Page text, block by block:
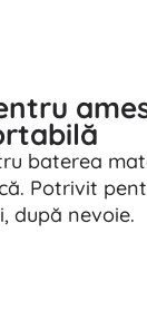
baterea
Potrivit
după nevoie.